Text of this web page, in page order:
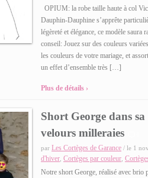
OPIUM: la robe taille haute à col
Dauphin-Dauphine s’apprête
légèreté et élégance, ce modèle
conseil: Jouez sur des couleurs
les couleurs de votre mariage, et
un effet d’ensemble très […]
Plus de détails ›
Short George dans
velours milleraies
par Les Cortèges de Garance / le 1
d'hiver Cortèges par couleur
Notre short George, réalisé avec brio